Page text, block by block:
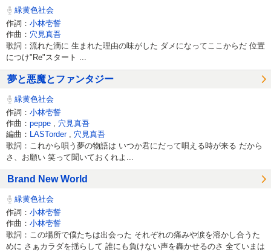
緑黄色社会
作詞： 小林壱誓
作曲： 穴見真吾
歌詞：流れた滴に 生まれた理由の味がした ダメになってここからだ 位置
につけ"Re"スタート ...
夢と悪魔とファンタジー
緑黄色社会
作詞： 小林壱誓
作曲： peppe
穴見真吾
編曲：
LASTorder 穴見真吾
歌詞：これから唄う夢の物語は いつか君にだって唄える時が来る だから
さ、お願い 笑って聞いておくれよ...
Brand New World
緑黄色社会
作詞： 小林壱誓
作曲： 小林壱誓
歌詞：この場所で僕たちは出会った それぞれの痛みや涙を溶かし合うた
めに さぁカラダを揺らして 誰にも負けない声を轟かせるのさ 全ていまは